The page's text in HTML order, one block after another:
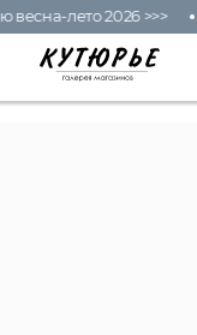
весна-лето 2026 >>>